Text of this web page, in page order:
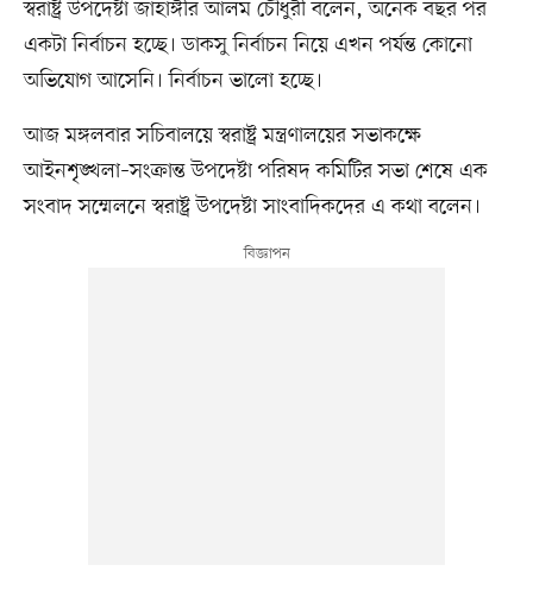
স্বরাষ্ট্র উপদেষ্টা জাহাঙ্গীর আলম চৌধুরী বলেন, অনেক বছর পর
একটা নির্বাচন হচ্ছে। ডাকসু নির্বাচন নিয়ে এখন পর্যন্ত কোনো
অভিযোগ আসেনি। নির্বাচন ভালো হচ্ছে।
আজ মঙ্গলবার সচিবালয়ে স্বরাষ্ট্র মন্ত্রণালয়ের সভাকক্ষে
আইনশৃঙ্খলা–সংক্রান্ত উপদেষ্টা পরিষদ কমিটির সভা শেষে এক
সংবাদ সম্মেলনে স্বরাষ্ট্র উপদেষ্টা সাংবাদিকদের এ কথা বলেন।